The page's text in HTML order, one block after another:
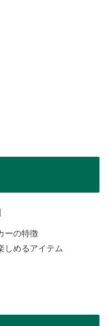
ーの特徴
しめるアイテム